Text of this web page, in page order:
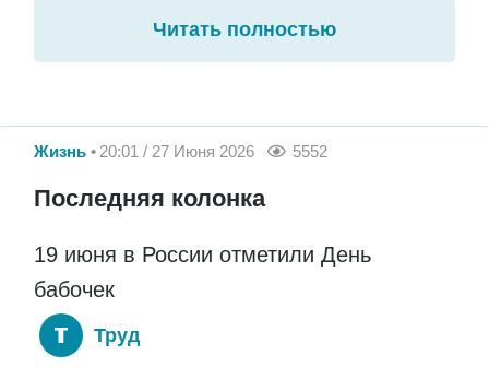
Читать полностью
Жизнь 20:01 / 27 Июня 2026 5552
Последняя колонка
19 июня в России отметили День
бабочек
Труд